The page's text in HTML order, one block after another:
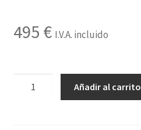
495 € I.V.A. incluido
Añadir al carrito